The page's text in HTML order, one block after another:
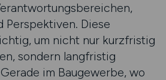
Perspektiven. Diese
um nicht nur kurzfristig
sondern langfristig
im Baugewerbe, wo